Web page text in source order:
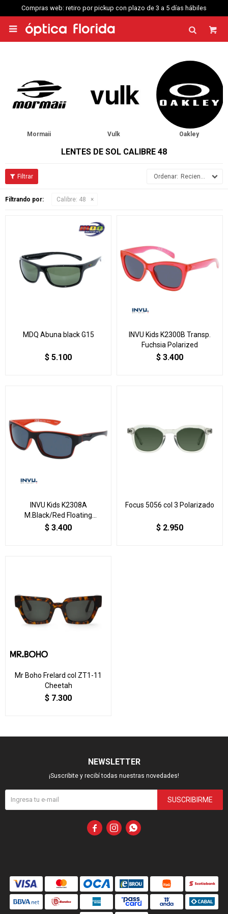
Compras web: retiro por pickup con plazo de 3 a 5 días hábiles

Mormaii Vulk Oakley
LENTES DE SOL CALIBRE 48
Recientes
Filtrando por: Calibre: 48
MDQ Abuna black G15
$ 5.100
INVU Kids K2300B Transp.
Fuchsia Polarized
$ 3.400
INVU Kids K2308A
M.Black/Red Floating
Polarized
$ 3.400
Focus 5056 col 3 Polarizado
$ 2.950
Mr Boho Frelard col ZT1-11
Cheetah
$ 7.300
NEWSLETTER
¡Suscribite y recibí todas nuestras novedades!
SUSCRIBIRME
  